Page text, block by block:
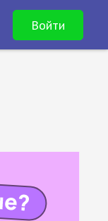
Войти